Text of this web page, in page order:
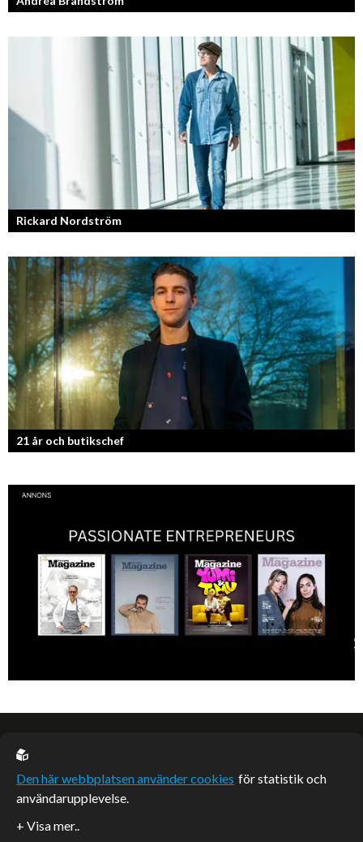
Vinnare av Hela Sverige Bakar 2017.
Rickard Nordström
Läraren som omfamnar sociala medier.
21 år och butikschef
Denis Manasiev Vukotic driver Teknikmagasinet mot nya framgångar!
EU casino
Den här webbplatsen använder cookies för statistik och
användarupplevelse.